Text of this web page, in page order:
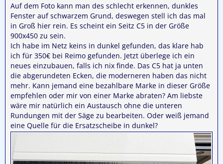
Auf dem Foto kann man des schlecht erkennen, dunkles
Fenster auf schwarzem Grund, deswegen stell ich das mal
in Groß hier rein. Es scheint ein Seitz C5 in der Größe
900x450 zu sein.
Ich habe im Netz keins in dunkel gefunden, das klare hab
ich für 350€ bei Reimo gefunden. Jetzt überlege ich ein
neues einzubauen, falls ich nix finde. Das C5 hat ja unten
die abgerundeten Ecken, die moderneren haben das nicht
mehr. Kann jemand eine bezahlbare Marke in dieser Größe
empfehlen oder mir von einer Marke abraten? Am liebste
wäre mir natürlich ein Austausch ohne die unteren
Rundungen mit der Säge zu bearbeiten. Oder weiß jemand
eine Quelle für die Ersatzscheibe in dunkel?